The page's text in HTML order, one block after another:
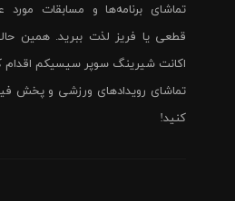
تماشای برنامه‌ها و مسابقات مورد
قطعی یا فریز لذت ببرید. همین
اکانت شیرینگ سوپر سیسیکم اقدام
تماشای رویدادهای ورزشی و پخش
کنید!